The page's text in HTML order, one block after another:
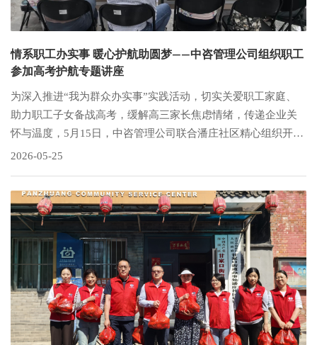
情系职工办实事 暖心护航助圆梦——中咨管理公司组织职工
参加高考护航专题讲座
为深入推进“我为群众办实事”实践活动，切实关爱职工家庭、
助力职工子女备战高考，缓解高三家长焦虑情绪，传递企业关
怀与温度，5月15日，中咨管理公司联合潘庄社区精心组织开展
高考护航专题公益讲座，并同步开展线上直播，以暖心服务为
2026-05-25